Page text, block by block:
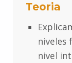
Teoria
niveles
nivel